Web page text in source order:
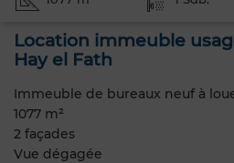
Location immeuble
Hay el Fath
Immeuble de bureaux neuf à
1077 m²
2 façades
Vue dégagée